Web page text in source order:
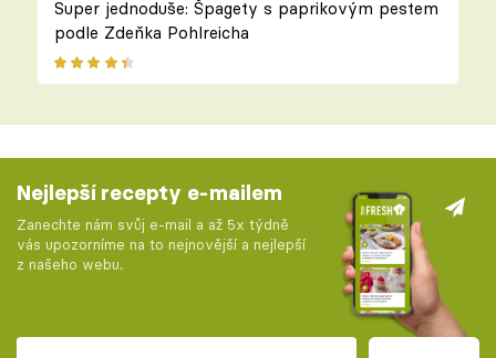
Super jednoduše: Špagety s paprikovým pestem
podle Zdeňka Pohlreicha
Nejlepší recepty e-mailem
Zanechte nám svůj e-mail a až 5x týdně
vás upozorníme na to nejnovější a nejlepší
z našeho webu.